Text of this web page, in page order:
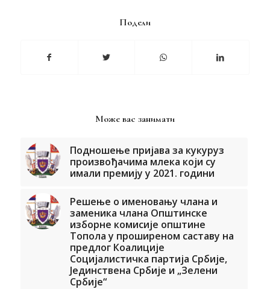
Подели
Може вас занимати
Подношење пријава за кукуруз
произвођачима млека који су
имали премију у 2021. години
Решење о именовању члана и
заменика члана Општинске
изборне комисије општине
Топола у проширеном саставу на
предлог Коалиције
Социјалистичка партија Србије,
Јединствена Србије и „Зелени
Србије“